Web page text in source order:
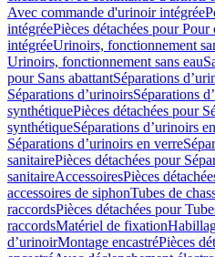
Avec commande d'urinoir intégrée
intégréePièces détachées pour
intégréeUrinoirs, fonctionnement
Urinoirs, fonctionnement sans eau
pour Sans abattantSéparations
Séparations d’urinoirsSéparations
synthétiquePièces détachées pour
synthétiqueSéparations d’urinoirs
Séparations d’urinoirs en verre
sanitairePièces détachées pour
sanitaireAccessoiresPièces
accessoires de siphonTubes de
raccordsPièces détachées pour
raccordsMatériel de fixation
dʼurinoirMontage encastréPièces